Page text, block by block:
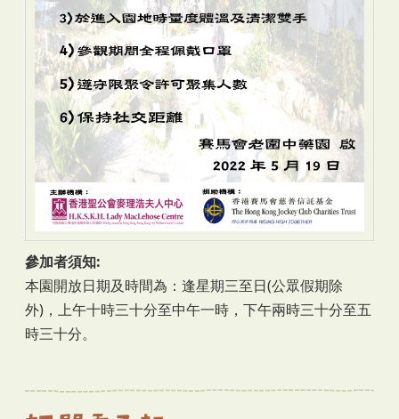
參加者須知:
本園開放日期及時間為：逢星期三至日(公眾假期除
外)，上午十時三十分至中午一時，下午兩時三十分至五
時三十分。